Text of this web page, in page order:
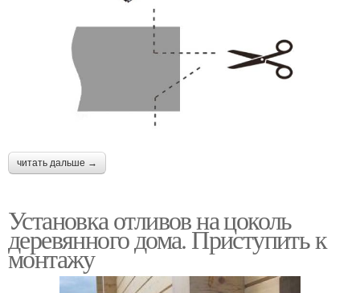
читать дальше →
Установка отливов на цоколь
деревянного дома. Приступить к
монтажу